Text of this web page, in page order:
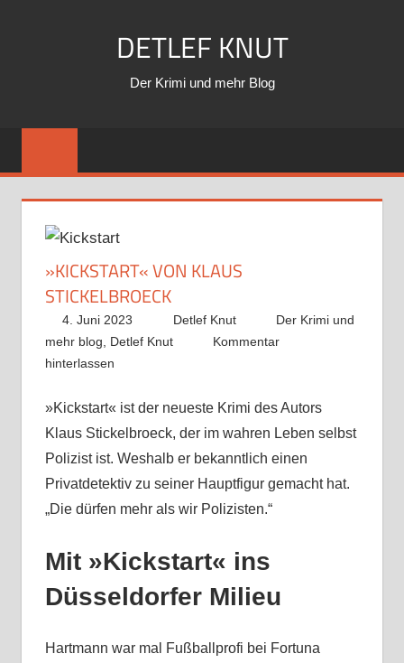
DETLEF KNUT
Der Krimi und mehr Blog
»KICKSTART« VON KLAUS
STICKELBROECK
4. Juni 2023 Detlef Knut
Der Krimi und
mehr blog, Detlef Knut
Kommentar
hinterlassen
»Kickstart« ist der neueste Krimi des Autors
Klaus Stickelbroeck, der im wahren Leben selbst
Polizist ist. Weshalb er bekanntlich einen
Privatdetektiv zu seiner Hauptfigur gemacht hat.
„Die dürfen mehr als wir Polizisten.“
Mit »Kickstart« ins
Düsseldorfer Milieu
Hartmann war mal Fußballprofi bei Fortuna